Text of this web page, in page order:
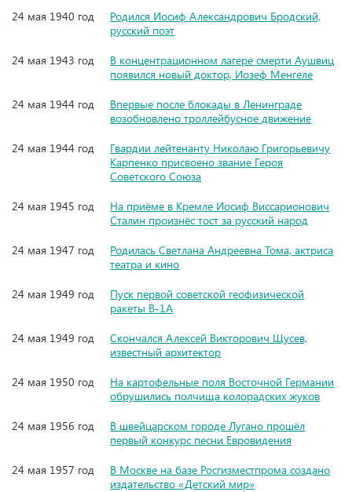
24 мая 1940 год
Родился Иосиф Александрович Бродский,
русский поэт
24 мая 1943 год
В концентрационном лагере смерти Аушвиц
появился новый доктор, Иозеф Менгеле
24 мая 1944 год
Впервые после блокады в Ленинграде
возобновлено троллейбусное движение
24 мая 1944 год
Гвардии лейтенанту Николаю Григорьевичу
Карпенко присвоено звание Героя
Советского Союза
24 мая 1945 год
На приёме в Кремле Иосиф Виссарионович
Сталин произнёс тост за русский народ
24 мая 1947 год
Родилась Светлана Андреевна Тома, актриса
театра и кино
24 мая 1949 год
Пуск первой советской геофизической
ракеты В-1А
24 мая 1949 год
Скончался Алексей Викторович Щусев,
известный архитектор
24 мая 1950 год
На картофельные поля Восточной Германии
обрушились полчища колорадских жуков
24 мая 1956 год
В швейцарском городе Лугано прошёл
первый конкурс песни Евровидения
24 мая 1957 год
В Москве на базе Росгизместпрома создано
издательство «Детский мир»